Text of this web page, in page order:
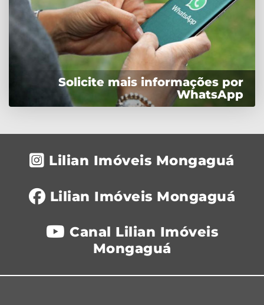
Solicite mais informações por
WhatsApp
Lilian Imóveis Mongaguá
Lilian Imóveis Mongaguá
Canal Lilian Imóveis
Mongaguá